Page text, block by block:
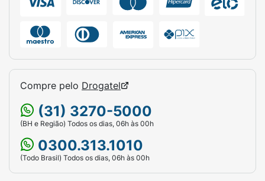
Compre pelo Drogatel
(31) 3270-5000
(BH e Região) Todos os dias, 06h às 00h
0300.313.1010
(Todo Brasil) Todos os dias, 06h às 00h